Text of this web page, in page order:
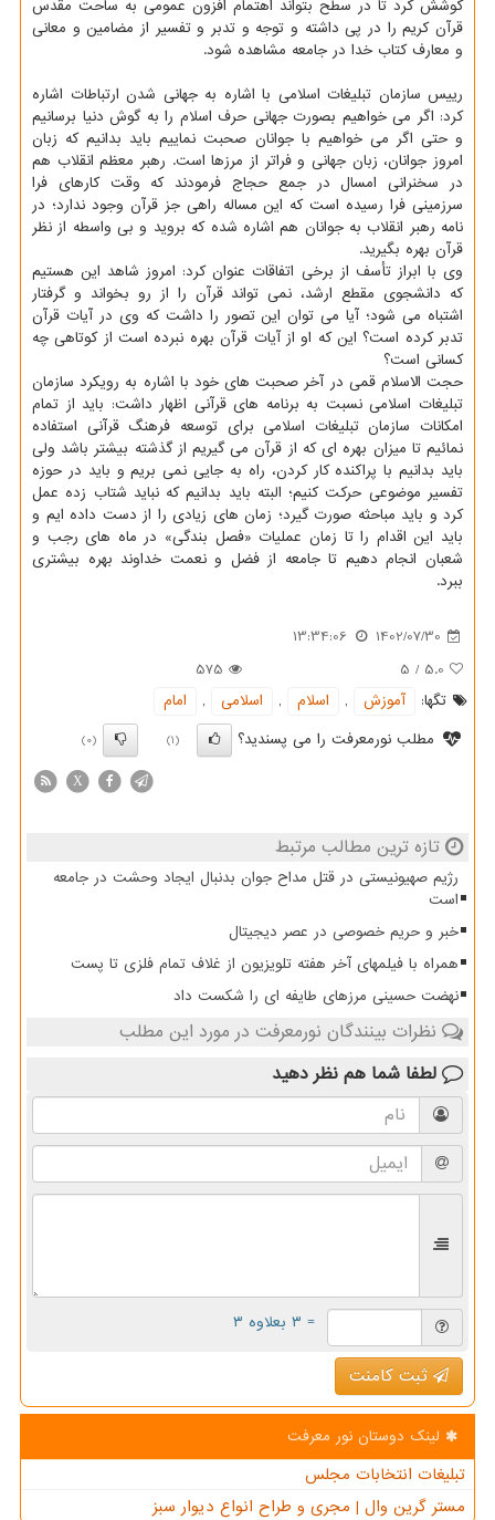
کوشش کرد تا در سطح بتواند اهتمام افزون عمومی به ساحت مقدس
قرآن کریم را در پی داشته و توجه و تدبر و تفسیر از مضامین و معانی
و معارف کتاب خدا در جامعه مشاهده شود.
رییس سازمان تبلیغات اسلامی با اشاره به جهانی شدن ارتباطات اشاره
کرد: اگر می خواهیم بصورت جهانی حرف اسلام را به گوش دنیا برسانیم
و حتی اگر می خواهیم با جوانان صحبت نماییم باید بدانیم که زبان
امروز جوانان، زبان جهانی و فراتر از مرزها است. رهبر معظم انقلاب هم
در سخنرانی امسال در جمع حجاج فرمودند که وقت کارهای فرا
سرزمینی فرا رسیده است که این مساله راهی جز قرآن وجود ندارد؛ در
نامه رهبر انقلاب به جوانان هم اشاره شده که بروید و بی واسطه از نظر
قرآن بهره بگیرید.
وی با ابراز تأسف از برخی اتفاقات عنوان کرد: امروز شاهد این هستیم
که دانشجوی مقطع ارشد، نمی تواند قرآن را از رو بخواند و گرفتار
اشتباه می شود؛ آیا می توان این تصور را داشت که وی در آیات قرآن
تدبر کرده است؟ این که او از آیات قرآن بهره نبرده است از کوتاهی چه
کسانی است؟
حجت الاسلام قمی در آخر صحبت های خود با اشاره به رویکرد سازمان
تبلیغات اسلامی نسبت به برنامه های قرآنی اظهار داشت: باید از تمام
امکانات سازمان تبلیغات اسلامی برای توسعه فرهنگ قرآنی استفاده
نمائیم تا میزان بهره ای که از قرآن می گیریم از گذشته بیشتر باشد ولی
باید بدانیم با پراکنده کار کردن، راه به جایی نمی بریم و باید در حوزه
تفسیر موضوعی حرکت کنیم؛ البته باید بدانیم که نباید شتاب زده عمل
کرد و باید مباحثه صورت گیرد؛ زمان های زیادی را از دست داده ایم و
باید این اقدام را تا زمان عملیات «فصل بندگی» در ماه های رجب و
شعبان انجام دهیم تا جامعه از فضل و نعمت خداوند بهره بیشتری
ببرد.
1402/07/30
13:34:06
5.0
/
5
575
تگها:
آموزش , اسلام , اسلامی ,
امام
مطلب نورمعرفت را می پسندید؟
(1)
(0)
X
تازه ترین مطالب مرتبط
رژیم صهیونیستی در قتل مداح جوان بدنبال ایجاد وحشت در جامعه
است
خبر و حریم خصوصی در عصر دیجیتال
همراه با فیلمهای آخر هفته تلویزیون از غلاف تمام فلزی تا پست
نهضت حسینی مرزهای طایفه ای را شکست داد
نظرات بینندگان نورمعرفت در مورد این مطلب
لطفا شما هم نظر دهید
= ۳ بعلاوه ۳
ثبت کامنت
لینک دوستان نور معرفت
تبلیغات انتخابات مجلس
مستر گرین وال | مجری و طراح انواع دیوار سبز